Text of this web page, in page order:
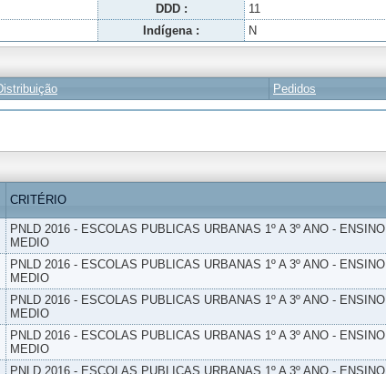
DDD : 11
Indígena : N
Pedidos
CRITÉRIO
PNLD 2016 - ESCOLAS PUBLICAS URBANAS 1º A 3º ANO - ENSINO
MEDIO
PNLD 2016 - ESCOLAS PUBLICAS URBANAS 1º A 3º ANO - ENSINO
MEDIO
PNLD 2016 - ESCOLAS PUBLICAS URBANAS 1º A 3º ANO - ENSINO
MEDIO
PNLD 2016 - ESCOLAS PUBLICAS URBANAS 1º A 3º ANO - ENSINO
MEDIO
PNLD 2016 - ESCOLAS PUBLICAS URBANAS 1º A 3º ANO - ENSINO